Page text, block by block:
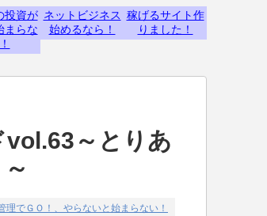
投資が
まらな
ネットビジネス
始めるなら！
稼げるサイト作
りました！
～とりあ
理でＧＯ！、やらないと始まらない！